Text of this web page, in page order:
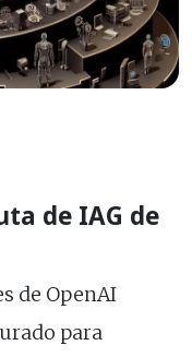
de IAG de
de OpenAI
para